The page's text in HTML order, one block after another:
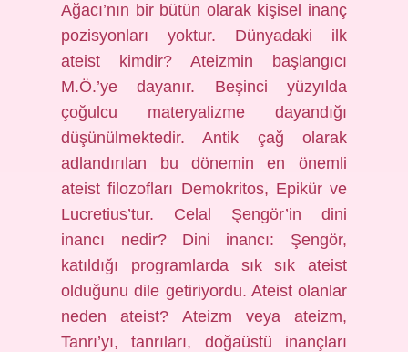
Ağacı’nın bir bütün olarak kişisel inanç
pozisyonları yoktur. Dünyadaki ilk
ateist kimdir? Ateizmin başlangıcı
M.Ö.’ye dayanır. Beşinci yüzyılda
çoğulcu materyalizme dayandığı
düşünülmektedir. Antik çağ olarak
adlandırılan bu dönemin en önemli
ateist filozofları Demokritos, Epikür ve
Lucretius’tur. Celal Şengör’in dini
inancı nedir? Dini inancı: Şengör,
katıldığı programlarda sık sık ateist
olduğunu dile getiriyordu. Ateist olanlar
neden ateist? Ateizm veya ateizm,
Tanrı’yı, tanrıları, doğaüstü inançları